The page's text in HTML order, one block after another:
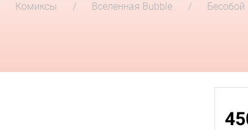
Комиксы Вселенная Bubble Бесобой